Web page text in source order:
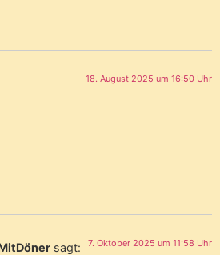
18. August 2025 um 16:50 Uhr
sagt: 7. Oktober 2025 um 11:58 Uhr